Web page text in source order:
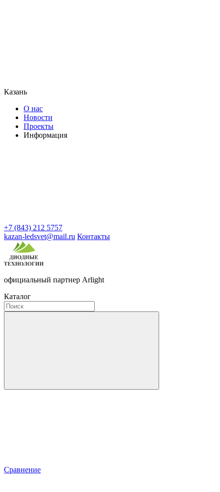
Казань
О нас
Новости
Проекты
Информация
+7 (843) 212 5757
kazan-ledsvet@mail.ru Контакты
официальный партнер Arlight
Каталог
Сравнение